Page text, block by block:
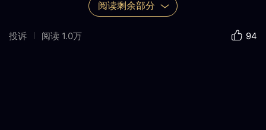
阅读剩余部分
投诉 阅读 1.0万 94